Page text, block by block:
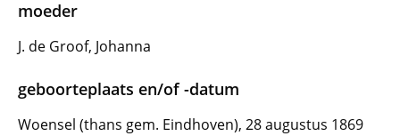
moeder
J. de Groof, Johanna
geboorteplaats en/of -datum
Woensel (thans gem. Eindhoven), 28 augustus 1869